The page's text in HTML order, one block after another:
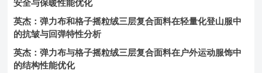
安全与保暖性能优化
英杰：弹力布和格子摇粒绒三层复合面料在轻量化登山服中
的抗皱与回弹特性分析
英杰：弹力布与格子摇粒绒三层复合面料在户外运动服饰中
的结构性能优化